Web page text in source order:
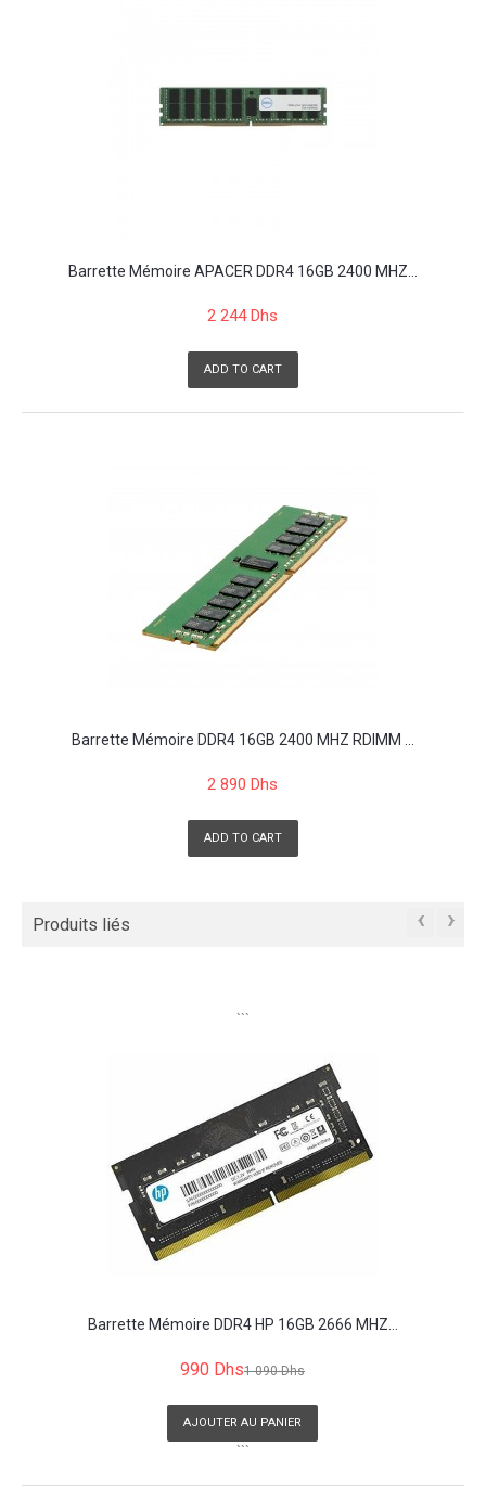
Barrette Mémoire APACER DDR4 16GB 2400 MHZ...
2 244 Dhs
ADD TO CART
Barrette Mémoire DDR4 16GB 2400 MHZ RDIMM ...
2 890 Dhs
ADD TO CART
Produits liés ‹ ›
```
Barrette Mémoire DDR4 HP 16GB 2666 MHZ...
990 Dhs1 090 Dhs
AJOUTER AU PANIER
```